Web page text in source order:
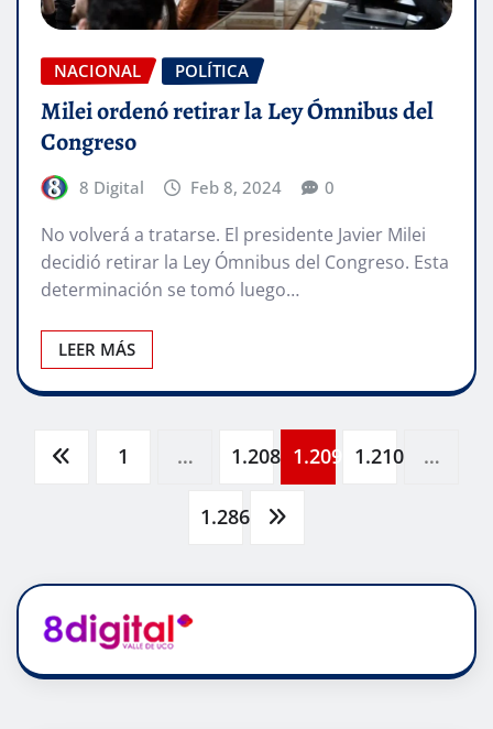
NACIONAL POLÍTICA
Milei ordenó retirar la Ley Ómnibus del
Congreso
8 Digital Feb 8, 2024 0
No volverá a tratarse. El presidente Javier Milei
decidió retirar la Ley Ómnibus del Congreso. Esta
determinación se tomó luego…
LEER MÁS
Paginación
entradas
1 … 1.208 1.209 1.210 …
1.286